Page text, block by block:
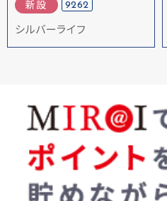
新設 9262
シルバーライフ